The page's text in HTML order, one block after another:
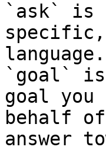
`ask` is
language.
`goal` is
goal
behalf
answer